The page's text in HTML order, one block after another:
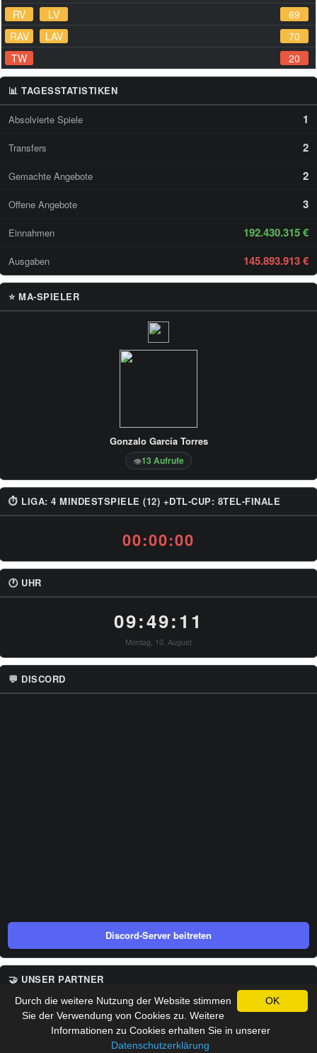
RV
LV
69
RAV
LAV
70
TW
20
📊 TAGESSTATISTIKEN
Absolvierte Spiele 1
Transfers 2
Gemachte Angebote 2
Offene Angebote 3
Einnahmen 192.430.315 €
Ausgaben 145.893.913 €
⭐ MA-SPIELER
Gonzalo García Torres
👁13 Aufrufe
⏱ LIGA: 4 MINDESTSPIELE (12) +DTL-CUP: 8TEL-FINALE
00:00:00
🕐 UHR
09:49:11
Montag, 10. August
💬 DISCORD
Discord-Server beitreten
🤝 UNSER PARTNER
OK
Durch die weitere Nutzung der Website stimmen
Sie der Verwendung von Cookies zu. Weitere
Informationen zu Cookies erhalten Sie in unserer
Datenschutzerklärung